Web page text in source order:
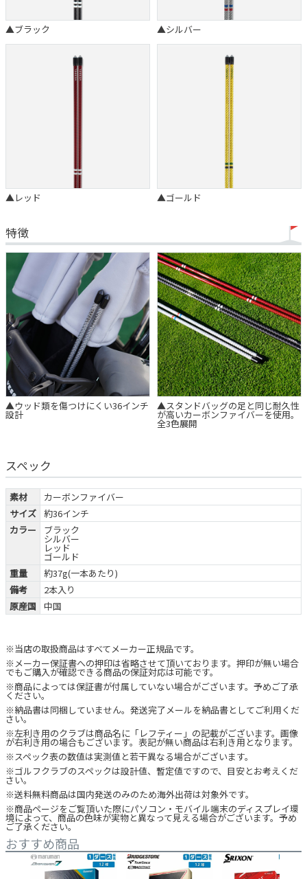
▲ブラック ▲シルバー
▲レッド ▲ゴールド
特徴
▲ウッド類を傷つけにくい36インチ
設計
▲スタンドバッグの足と同じ耐久性
が高いカーボンファイバーを使用。
全3色展開
スペック
素材
カーボンファイバー
サイズ 約36インチ
カラー
ブラック
シルバー
レッド
ゴールド
重量
約37g(一本あたり)
備考
2本入り
原産国
中国
※当店の取扱商品はすべてメーカー正規品です。
※メーカー保証書への押印は省略させて頂いております。押印が無い場合
でもご購入が確認できる商品の保証対応は可能です。
※商品によっては保証書が付属していない場合がございます。予めご了承
ください。
※納品書は同梱していません。発送完了メールを納品書としてご利用くだ
さい。
※左利き用のクラブは商品名に「レフティー」の記載がございます。画像
が右利き用の場合もございます。表記が無い商品は右利き用となります。
※スペック表の数値は実測値と若干異なる場合がございます。
※ゴルフクラブのスペックは設計値、暫定値ですので、目安とお考えくだ
さい。
※送料無料商品は国内発送のみのため海外出荷は対象外です。
※商品ページをご覧頂いた際にパソコン・モバイル端末のディスプレイ環
境によって、商品の色味が実物と異なって見える場合がございます。予め
ご了承ください。
おすすめ商品